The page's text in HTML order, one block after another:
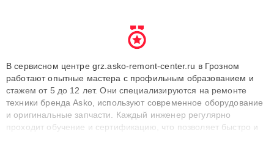
В сервисном центре grz.asko-remont-center.ru в Грозном
работают опытные мастера с профильным образованием и
стажем от 5 до 12 лет. Они специализируются на ремонте
техники бренда Asko, используют современное оборудование
и оригинальные запчасти. Каждый инженер регулярно
проходит обучение и сертификацию, что позволяет быстро и